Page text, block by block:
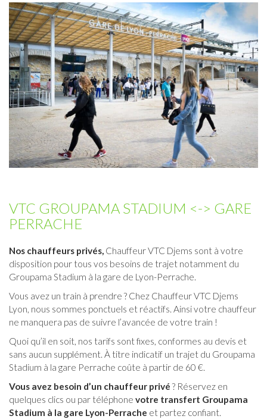
VTC GROUPAMA STADIUM <-> GARE
PERRACHE
Nos chauffeurs privés, Chauffeur VTC Djems sont à votre
disposition pour tous vos besoins de trajet notamment du
Groupama Stadium à la gare de Lyon-Perrache.
Vous avez un train à prendre ? Chez Chauffeur VTC Djems
Lyon, nous sommes ponctuels et réactifs. Ainsi votre chauffeur
ne manquera pas de suivre l’avancée de votre train !
Quoi qu’il en soit, nos tarifs sont fixes, conformes au devis et
sans aucun supplément. À titre indicatif un trajet du Groupama
Stadium à la gare Perrache coûte à partir de 60 €.
Vous avez besoin d’un chauffeur privé ? Réservez en
quelques clics ou par téléphone votre transfert Groupama
Stadium à la gare Lyon-Perrache et partez confiant.